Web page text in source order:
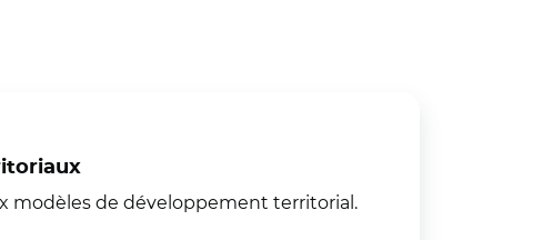
modèles de développement territorial.